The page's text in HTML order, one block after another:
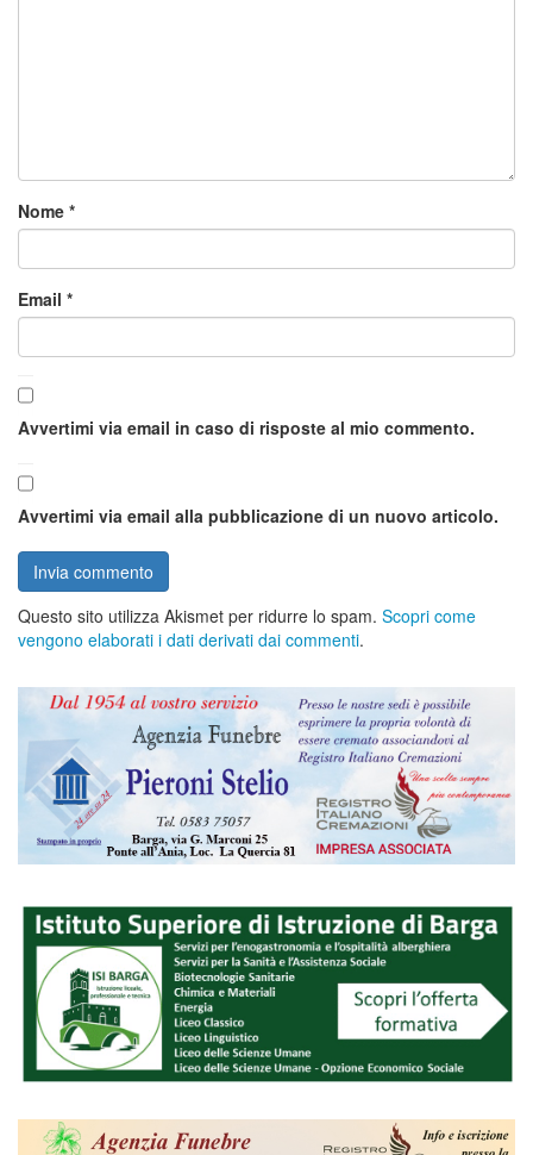
Nome *
Email *
Avvertimi via email in caso di risposte al mio commento.
Avvertimi via email alla pubblicazione di un nuovo articolo.
Questo sito utilizza Akismet per ridurre lo spam. Scopri come
vengono elaborati i dati derivati dai commenti.